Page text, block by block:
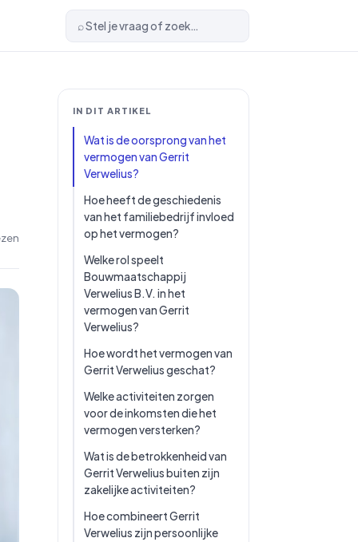
⌕ Stel je vraag of zoek…
IN DIT ARTIKEL
Wat is de oorsprong van het
vermogen van Gerrit
Verwelius?
Hoe heeft de geschiedenis
van het familiebedrijf invloed
op het vermogen?
Welke rol speelt
Bouwmaatschappij
Verwelius B.V. in het
vermogen van Gerrit
Verwelius?
Hoe wordt het vermogen van
Gerrit Verwelius geschat?
Welke activiteiten zorgen
voor de inkomsten die het
vermogen versterken?
Wat is de betrokkenheid van
Gerrit Verwelius buiten zijn
zakelijke activiteiten?
Hoe combineert Gerrit
Verwelius zijn persoonlijke